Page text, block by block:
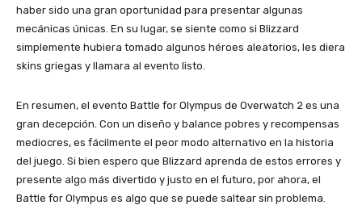
haber sido una gran oportunidad para presentar algunas
mecánicas únicas. En su lugar, se siente como si Blizzard
simplemente hubiera tomado algunos héroes aleatorios, les diera
skins griegas y llamara al evento listo.
En resumen, el evento Battle for Olympus de Overwatch 2 es una
gran decepción. Con un diseño y balance pobres y recompensas
mediocres, es fácilmente el peor modo alternativo en la historia
del juego. Si bien espero que Blizzard aprenda de estos errores y
presente algo más divertido y justo en el futuro, por ahora, el
Battle for Olympus es algo que se puede saltear sin problema.